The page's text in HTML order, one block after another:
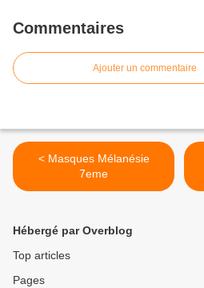
Commentaires
Ajouter un commentaire
< Masques Mélanésie
7eme
Hébergé par Overblog
Top articles
Pages